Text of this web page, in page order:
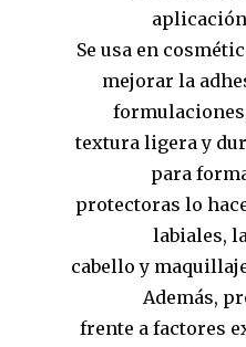
Se usa en
mejorar la
textura ligera y
para
protectoras lo
labiales,
cabello y
Además,
frente a factores